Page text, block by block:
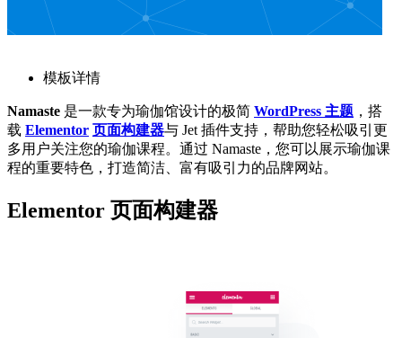
模板详情
Namaste 是一款专为瑜伽馆设计的极简 WordPress 主题 ，搭
载 Elementor 页面构建器与 Jet 插件支持，帮助您轻松吸引更
多用户关注您的瑜伽课程。通过 Namaste，您可以展示瑜伽课
程的重要特色，打造简洁、富有吸引力的品牌网站。
Elementor 页面构建器